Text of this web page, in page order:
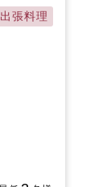
出張料理